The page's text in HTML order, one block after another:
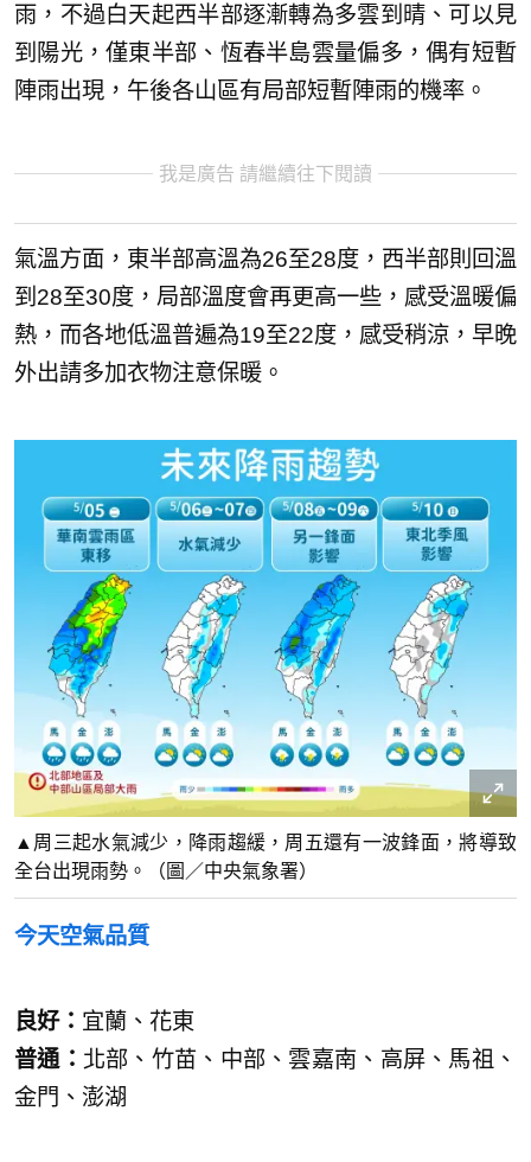
雨，不過白天起西半部逐漸轉為多雲到晴、可以見
到陽光，僅東半部、恆春半島雲量偏多，偶有短暫
陣雨出現，午後各山區有局部短暫陣雨的機率。
我是廣告 請繼續往下閱讀
氣溫方面，東半部高溫為26至28度，西半部則回溫
到28至30度，局部溫度會再更高一些，感受溫暖偏
熱，而各地低溫普遍為19至22度，感受稍涼，早晚
外出請多加衣物注意保暖。
▲周三起水氣減少，降雨趨緩，周五還有一波鋒面，將導致
全台出現雨勢。（圖／中央氣象署）
今天空氣品質
良好： 宜蘭、花東
普通： 北部、竹苗、中部、雲嘉南、高屏、馬祖、
金門、澎湖